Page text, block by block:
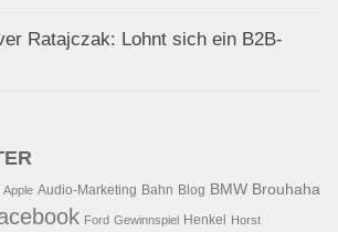
Ratajczak: Lohnt sich ein B2B-
Apple Audio-Marketing Bahn Blog BMW Brouhaha
Ford Gewinnspiel Henkel Horst